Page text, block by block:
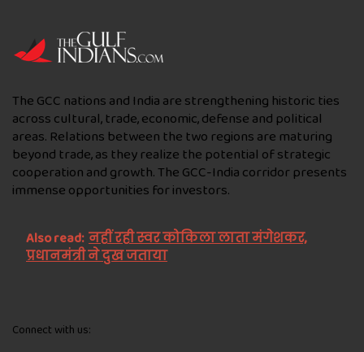
The GCC nations and India are strengthening historic ties
across cultural, trade, economic, defense and political
areas. Relations between the two regions are maturing
beyond trade, as they realize the potential of strategic
cooperation and growth. The GCC-India corridor presents
immense opportunities for investors.
Also read: नहीं रही स्वर कोकिला लाता मंगेशकर,
प्रधानमंत्री ने दुख जताया
Connect with us: